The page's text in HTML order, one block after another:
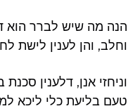
הנה מה שיש לברר הוא
וחלב, והן לענין לישת
וניחזי אנן, דלענין
טעם בליעת כלי ליכא